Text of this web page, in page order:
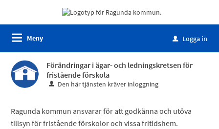
Meny u Logga in
Förändringar i ägar- och ledningskretsen för
fristående förskola
Den här tjänsten kräver inloggning
Ragunda kommun ansvarar för att godkänna och utöva
tillsyn för fristående förskolor och vissa fritidshem.